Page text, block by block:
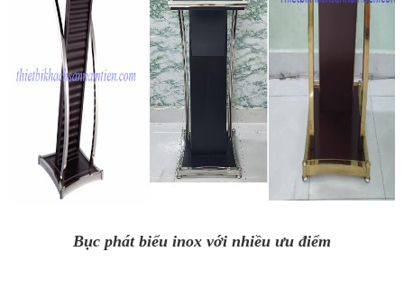
Bục phát biểu inox với nhiều ưu điểm